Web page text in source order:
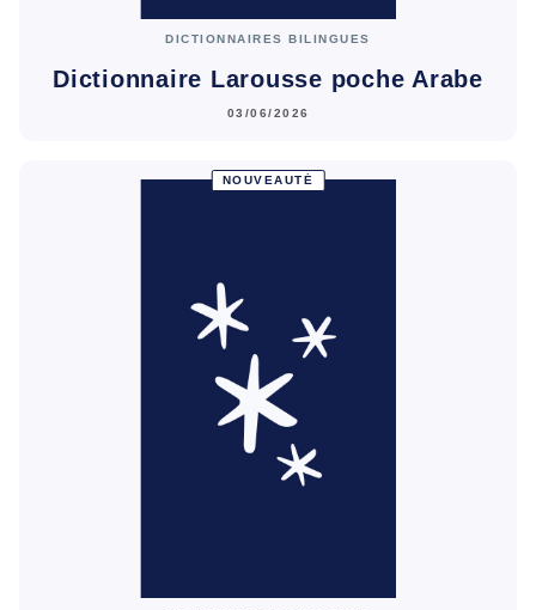
DICTIONNAIRES BILINGUES
Dictionnaire Larousse poche Arabe
03/06/2026
NOUVEAUTÉ